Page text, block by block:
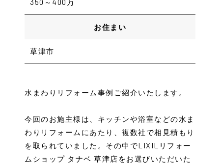
350～400万
お住まい
草津市
水まわりリフォーム事例ご紹介いたします。
今回のお施主様は、キッチンや浴室などの水ま
わりリフォームにあたり、複数社で相見積もり
を取られていました。その中でLIXILリフォー
ムショップ タナベ 草津店をお選びいただいた